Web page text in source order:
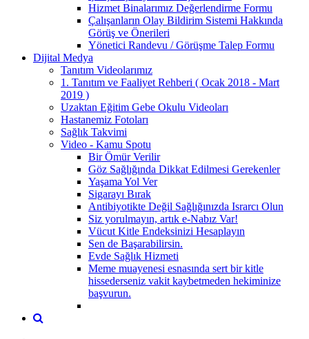
Hizmet Binalarımız Değerlendirme Formu
Çalışanların Olay Bildirim Sistemi Hakkında
Görüş ve Önerileri
Yönetici Randevu / Görüşme Talep Formu
Dijital Medya
Tanıtım Videolarımız
1. Tanıtım ve Faaliyet Rehberi ( Ocak 2018 - Mart
2019 )
Uzaktan Eğitim Gebe Okulu Videoları
Hastanemiz Fotoları
Sağlık Takvimi
Video - Kamu Spotu
Bir Ömür Verilir
Göz Sağlığında Dikkat Edilmesi Gerekenler
Yaşama Yol Ver
Sigarayı Bırak
Antibiyotikte Değil Sağlığınızda Israrcı Olun
Siz yorulmayın, artık e-Nabız Var!
Vücut Kitle Endeksinizi Hesaplayın
Sen de Başarabilirsin.
Evde Sağlık Hizmeti
Meme muayenesi esnasında sert bir kitle
hissederseniz vakit kaybetmeden hekiminize
başvurun.